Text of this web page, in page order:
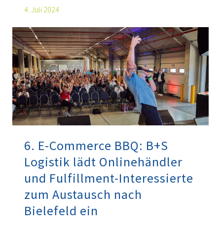
4. Juli 2024
6. E-Commerce BBQ: B+S
Logistik lädt Onlinehändler
und Fulfillment-Interessierte
zum Austausch nach
Bielefeld ein